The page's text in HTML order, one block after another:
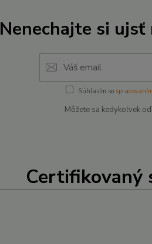
Nenechajte si ujsť
Súhlasím so
Môžete sa kedykoľvek
Certifikovaný